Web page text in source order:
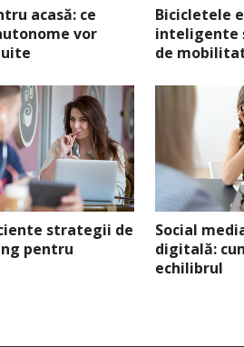
acasă: ce
vor
Bicicletele
inteligente
de
strategii de
pentru
Social
digitală:
echilibrul